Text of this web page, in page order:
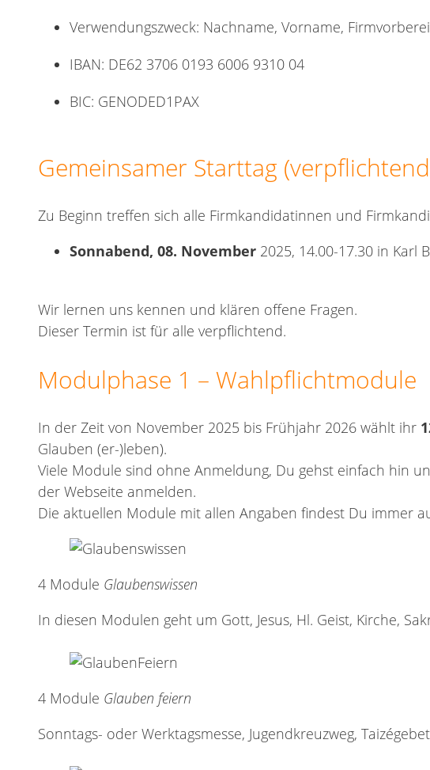
Verwendungszweck: Nachname, Vorname,
IBAN: DE62 3706 0193 6006 9310 04
BIC: GENODED1PAX
Gemeinsamer Starttag
Zu Beginn treffen sich alle Firmkandidatinnen und
Sonnabend, 08. November 2025, 14.00-17.30 in Karl
Wir lernen uns kennen und klären offene Fragen.
Dieser Termin ist für alle verpflichtend.
Modulphase 1 – Wahlpflichtmodule
In der Zeit von November 2025 bis Frühjahr 2026 wählt ihr
Glauben (er-)leben).
Viele Module sind ohne Anmeldung, Du gehst einfach hin
der Webseite anmelden.
Die aktuellen Module mit allen Angaben findest Du immer
4 Module Glaubenswissen
In diesen Modulen geht um Gott, Jesus, Hl. Geist, Kirche,
4 Module Glauben feiern
Sonntags- oder Werktagsmesse, Jugendkreuzweg,